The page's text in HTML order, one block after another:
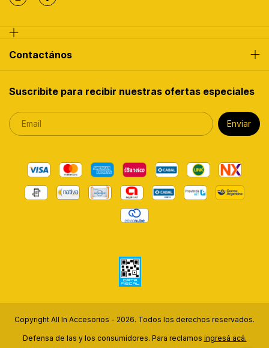
Contactános
Suscribite para recibir nuestras ofertas especiales
Copyright All In Accesorios - 2026. Todos los derechos reservados.
Defensa de las y los consumidores. Para reclamos ingresá acá.